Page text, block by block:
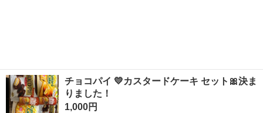
チョコパイ 💛カスタードケーキ セット🎀決ま
りました！
1,000円